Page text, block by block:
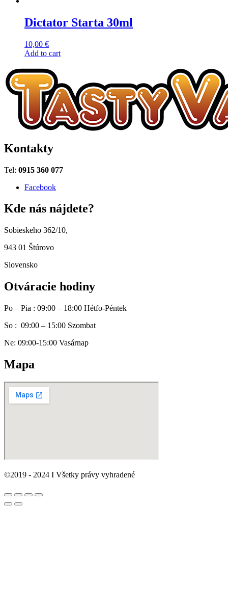
Dictator Starta 30ml
10,00 €
Add to cart
Kontakty
Tel: 0915 360 077
Facebook
Kde nás nájdete?
Sobieskeho 362/10,
943 01 Štúrovo
Slovensko
Otváracie hodiny
Po – Pia : 09:00 – 18:00 Hétfo-Péntek
So : 09:00 – 15:00 Szombat
Ne: 09:00-15:00 Vasárnap
Mapa
©2019 - 2024 I Všetky právy vyhradené